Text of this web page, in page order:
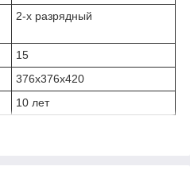
2-х разрядный
15
376х376х420
10 лет